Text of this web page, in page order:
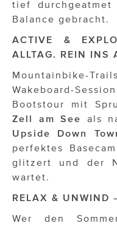
PRESS CONTACT
tief
Balance gebracht.
ACTIVE &
ALLTAG. REIN INS
Wakeboard-
Bootstour mit
Zell am See
als
Upside Down
perfektes
glitzert und der
wartet.
RELAX & UNWIND
Wer den